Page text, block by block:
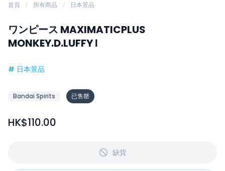
首頁 所有商品 日本景品
ワンピース MAXIMATICPLUS
MONKEY.D.LUFFY Ⅰ
# 日本景品
Bandai Spirits 已售罄
HK$110.00
缺貨